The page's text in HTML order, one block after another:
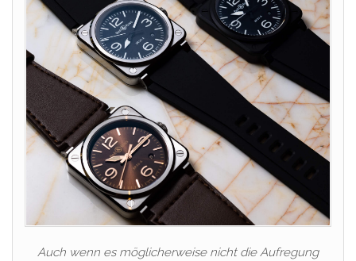
Auch wenn es möglicherweise nicht die Aufregung